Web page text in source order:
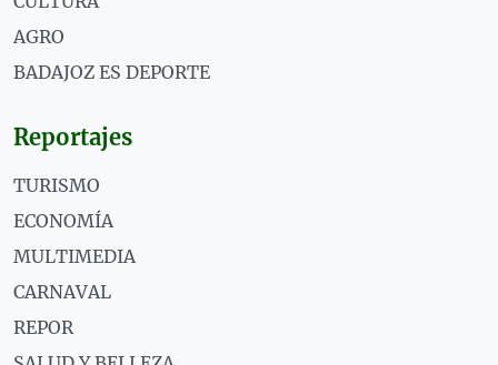
AGRO
BADAJOZ ES DEPORTE
Reportajes
TURISMO
ECONOMÍA
MULTIMEDIA
CARNAVAL
REPOR